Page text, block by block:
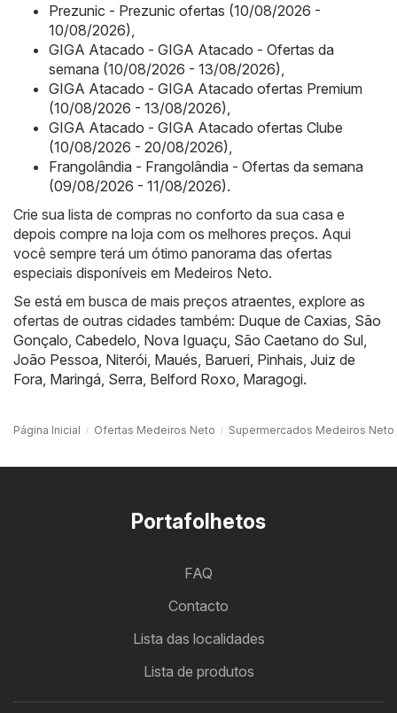
Prezunic - Prezunic ofertas (10/08/2026 -
10/08/2026)
GIGA Atacado - GIGA Atacado - Ofertas da
semana (10/08/2026 - 13/08/2026)
GIGA Atacado - GIGA Atacado ofertas Premium
(10/08/2026 - 13/08/2026)
GIGA Atacado - GIGA Atacado ofertas Clube
(10/08/2026 - 20/08/2026)
Frangolândia - Frangolândia - Ofertas da semana
(09/08/2026 - 11/08/2026).
Crie sua lista de compras no conforto da sua casa e
depois compre na loja com os melhores preços. Aqui
você sempre terá um ótimo panorama das ofertas
especiais disponíveis em Medeiros Neto.
Se está em busca de mais preços atraentes, explore as
ofertas de outras cidades também: Duque de Caxias São
Gonçalo Cabedelo Nova Iguaçu São Caetano do Sul
João Pessoa Niterói Maués Barueri Pinhais Juiz de
Fora Maringá Serra Belford Roxo Maragogi.
Página Inicial Ofertas Medeiros Neto Supermercados Medeiros Neto
Portafolhetos
FAQ
Contacto
Lista das localidades
Lista de produtos